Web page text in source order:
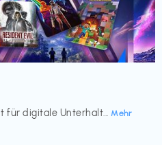
für digitale Unterhalt... Mehr